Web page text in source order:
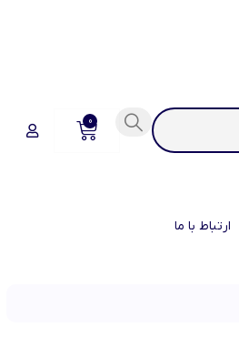
0
ارتباط با ما